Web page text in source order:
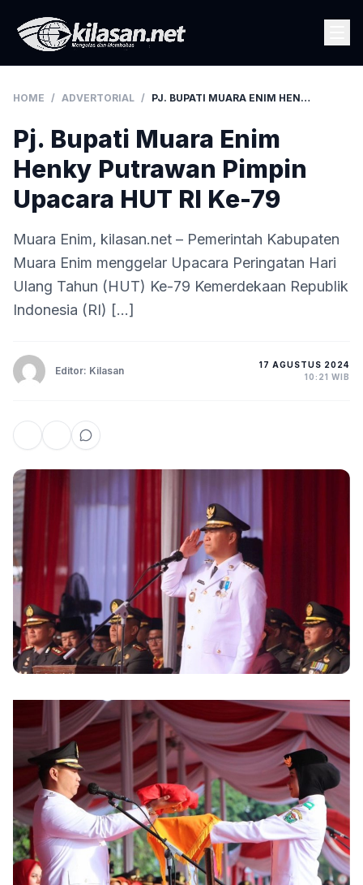
HOME / ADVERTORIAL / PJ. BUPATI MUARA ENIM HENKY PUTRAWAN PIMPIN UPACARA HUT RI KE-79
Pj. Bupati Muara Enim
Henky Putrawan Pimpin
Upacara HUT RI Ke-79
Muara Enim, kilasan.net – Pemerintah Kabupaten
Muara Enim menggelar Upacara Peringatan Hari
Ulang Tahun (HUT) Ke-79 Kemerdekaan Republik
Indonesia (RI) […]
Editor: Kilasan
17 AGUSTUS 2024
10:21 WIB